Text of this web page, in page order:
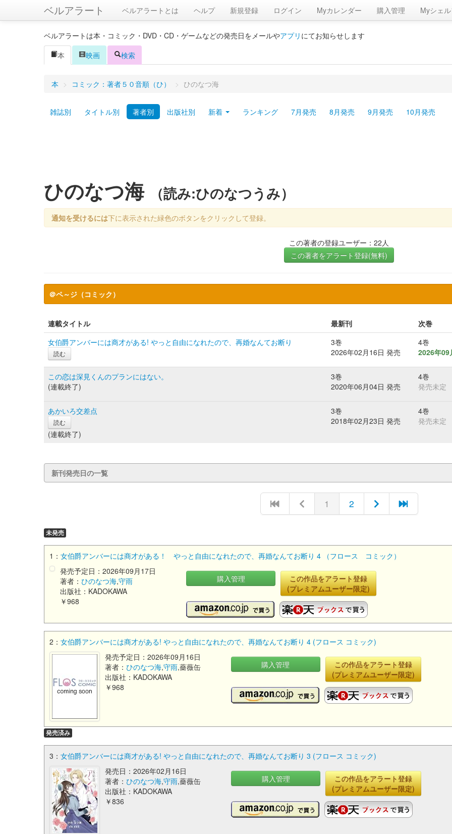
ベルアラート ベルアラートとは ヘルプ 新規登録 ログイン Myカレンダー 購入管理 Myシェ
ベルアラートは本・コミック・DVD・CD・ゲームなどの発売日をメールやアプリ にてお知らせします
本
映画 検索
本 > コミック：著者５０音順（ひ） > ひのなつ海
雑誌別 タイトル別 著者別 出版社別 新着 ランキング 7月発売 8月発売 9月発売 10月発売
ひのなつ海 （読み:ひのなつうみ）
通知を受けるには下に表示された緑色のボタンをクリックして登録。
この著者の登録ユーザー：22人
この著者をアラート登録(無料)
＠ペ～ジ（コミック）
連載タイトル 最新刊
次巻
女伯爵アンバーには商才がある! やっと自由になれたので、再婚なんてお断り
読む
3巻
2026年02月16日 発売
4巻
2026年09
この恋は深見くんのプランにはない。
(連載終了)
3巻
2020年06月04日 発売
4巻
発売未定
あかいろ交差点
読む
(連載終了)
3巻
2018年02月23日 発売
4巻
発売未定
新刊発売日の一覧
1 2
未発売
1： 女伯爵アンバーには商才がある！ やっと自由になれたので、再婚なんてお断り 4 （フロース コミック）
発売予定日：2026年09月17日
著者： ひのなつ海,守雨
出版社：KADOKAWA
￥968
購入管理
この作品をアラート登録
(プレミアムユーザー限定)
2： 女伯爵アンバーには商才がある! やっと自由になれたので、再婚なんてお断り 4 (フロース コミック)
発売予定日：2026年09月16日
著者： ひのなつ海,守雨,薔薇缶
出版社：KADOKAWA
￥968
購入管理
この作品をアラート登録
(プレミアムユーザー限定)
発売済み
3： 女伯爵アンバーには商才がある! やっと自由になれたので、再婚なんてお断り 3 (フロース コミック)
発売日：2026年02月16日
著者：ひのなつ海,守雨,薔薇缶
出版社：KADOKAWA
￥836
購入管理
この作品をアラート登録
(プレミアムユーザー限定)